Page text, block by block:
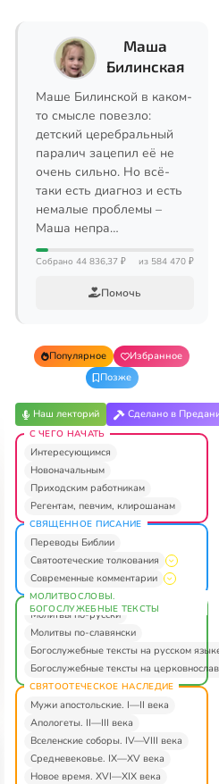
Маша
Билинская
Маше Билинской в каком-
то смысле повезло:
детский церебральный
паралич зацепил её не
очень сильно. Но всё-
таки есть диагноз и есть
немалые проблемы –
Маша непра…
Собрано 44 836,37 ₽ из 584 470 ₽
Помочь
Популярное
Избранное
Позже
Наш лекторий Сделано в
С ЧЕГО НАЧАТЬ
Интересующимся
Новоначальным
Приходским работникам
Регентам, певчим, клирошанам
СВЯЩЕННОЕ ПИСАНИЕ
Переводы Библии
Святоотеческие толкования
Современные комментарии
МОЛИТВОСЛОВЫ.
БОГОСЛУЖЕБНЫЕ ТЕКСТЫ
Молитвы по-русски
Молитвы по-славянски
Богослужебные тексты на русском
Богослужебные тексты на
СВЯТООТЕЧЕСКОЕ НАСЛЕДИЕ
Мужи апостольские. I—II века
Апологеты. II—III века
Вселенские соборы. IV—VIII века
Средневековье. IX—XV века
Новое время. XVI—XIX века